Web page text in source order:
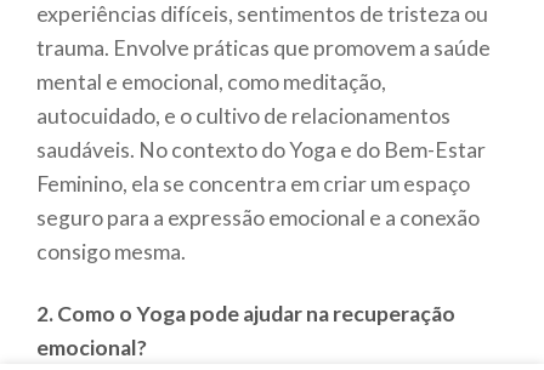
experiências difíceis, sentimentos de tristeza ou
trauma. Envolve práticas que promovem a saúde
mental e emocional, como meditação,
autocuidado, e o cultivo de relacionamentos
saudáveis. No contexto do Yoga e do Bem-Estar
Feminino, ela se concentra em criar um espaço
seguro para a expressão emocional e a conexão
consigo mesma.
2. Como o Yoga pode ajudar na recuperação
emocional?